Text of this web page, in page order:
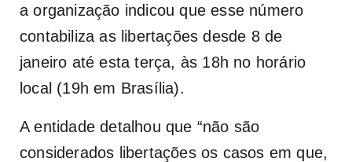
a organização indicou que esse número
contabiliza as libertações desde 8 de
janeiro até esta terça, às 18h no horário
local (19h em Brasília).
A entidade detalhou que “não são
considerados libertações os casos em que,